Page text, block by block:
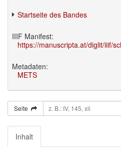
Startseite des Bandes
IIIF Manifest:
https://manuscripta.at/diglit/iiif/
Metadaten:
METS
Seite
Inhalt